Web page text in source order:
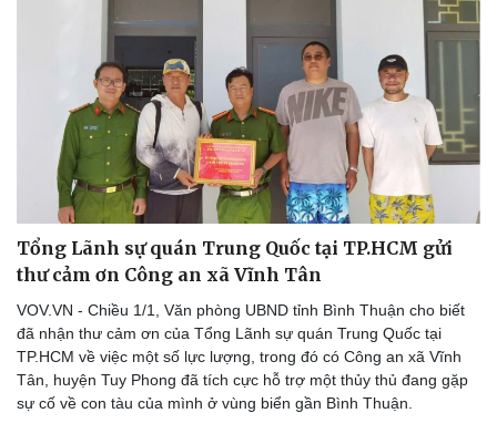
Tổng Lãnh sự quán Trung Quốc tại TP.HCM gửi
thư cảm ơn Công an xã Vĩnh Tân
VOV.VN - Chiều 1/1, Văn phòng UBND tỉnh Bình Thuận cho biết
đã nhận thư cảm ơn của Tổng Lãnh sự quán Trung Quốc tại
TP.HCM về việc một số lực lượng, trong đó có Công an xã Vĩnh
Tân, huyện Tuy Phong đã tích cực hỗ trợ một thủy thủ đang gặp
sự cố về con tàu của mình ở vùng biển gần Bình Thuận.